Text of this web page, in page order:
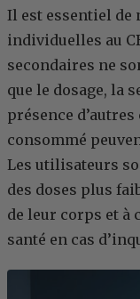
Il est essentiel de
individuelles au
secondaires ne
que le dosage, la
présence
consommé
Les utilisateurs
des doses plus
de leur corps et à
santé en cas